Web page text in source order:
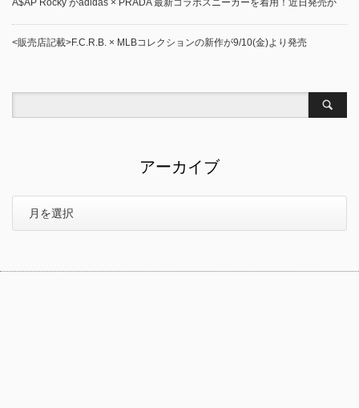
<販売店記載>F.C.R.B. × MLBコレクションの新作が9/10(金)より発売
アーカイブ